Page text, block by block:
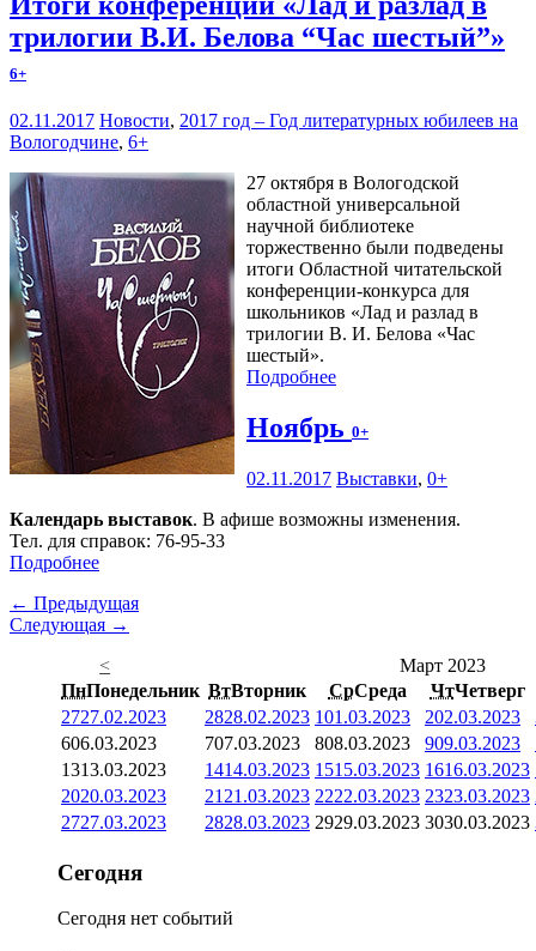
трилогии В.И. Белова “Час шестый”»
6+
02.11.2017 Новости, 2017 год – Год литературных юбилеев на
Вологодчине, 6+
27 октября в Вологодской
областной универсальной
научной библиотеке
торжественно были подведены
итоги Областной читательской
конференции-конкурса для
школьников «Лад и разлад в
трилогии В. И. Белова «Час
шестый».
Подробнее
Ноябрь 0+
02.11.2017 Выставки, 0+
Календарь выставок. В афише возможны изменения.
Тел. для справок: 76-95-33
Подробнее
← Предыдущая
Следующая →
<
Март 2023
ПнПонедельник ВтВторник СрСреда ЧтЧетверг
2727.02.2023 2828.02.2023 101.03.2023 202.03.2023
606.03.2023 707.03.2023 808.03.2023 909.03.2023
1313.03.2023 1414.03.2023 1515.03.2023 1616.03.2023
2020.03.2023 21 21.03.2023 2222.03.2023 2323.03.2023
2727.03.2023 2828.03.2023 2929.03.2023 3030.03.2023
Сегодня
Сегодня нет событий